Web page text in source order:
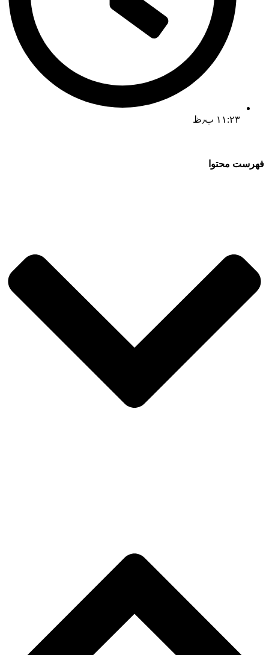
۱۱:۲۳ ب٫ظ
فهرست محتوا